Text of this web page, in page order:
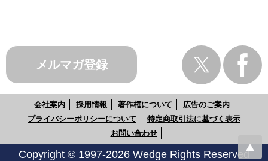
メルマガ登録
会社案内 採用情報 著作権について
広告のご案内
プライバシーポリシーについて
特定商取引法に基づく表示
お問い合わせ
Copyright © 1997-2026 Wedge Rights Reserved